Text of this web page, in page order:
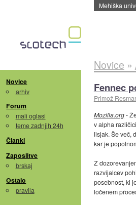
Evropska
Novice
arhiv
Forum
mali oglasi
teme zadnjih 24h
Članki
Zaposlitve
brskaj
Ostalo
pravila
Novice »
Fennec
Primož
Mozilla.org-
v alpha
lisjak. Še več,
kar je
Z
razvijalcev
posebnost, ki
ločenem